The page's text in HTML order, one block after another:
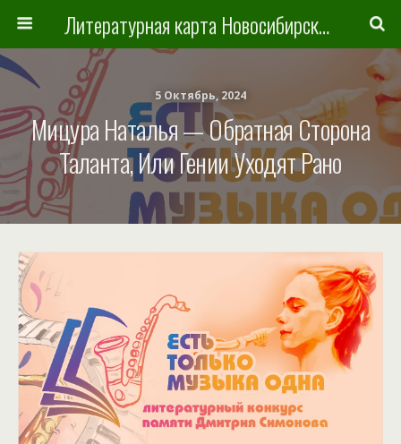
Литературная карта Новосибирска и Новосибирской области
5 Октябрь, 2024
Мицура Наталья — Обратная Сторона
Таланта, Или Гении Уходят Рано